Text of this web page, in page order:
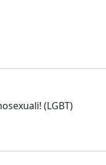
(LGBT)